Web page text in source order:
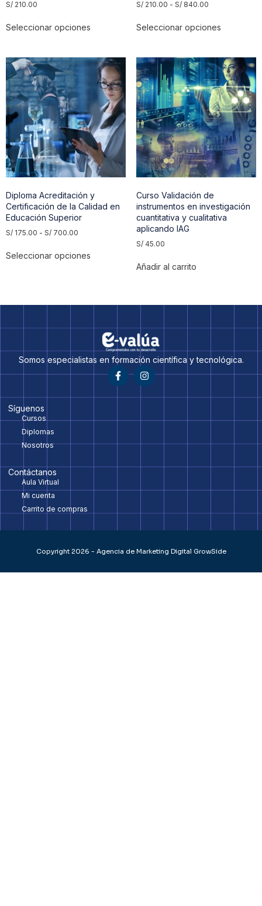
S/ 210.00
Seleccionar opciones
S/210.00 - S/840.00
Seleccionar opciones
Diploma Acreditación y
Certificación de la Calidad en
Educación Superior
S/ 175.00 - S/ 700.00
Seleccionar opciones
Curso Validación de
instrumentos en investigación
cuantitativa y cualitativa
aplicando IAG
S/45.00
Añadir al carrito
Somos especialistas en formación científica y tecnológica.
Síguenos
Cursos
Diplomas
Nosotros
Contáctanos
Aula Virtual
Mi cuenta
Carrito de compras
Copyright 2026 - Agencia de Marketing Digital GrowSide